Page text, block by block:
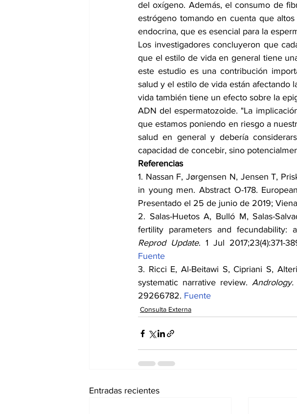
del oxígeno. Además, el consumo de
estrógeno tomando en cuenta que
endocrina, que es esencial para la
Los investigadores concluyeron que
que el estilo de vida en general tiene
este estudio es una contribución
salud y el estilo de vida están afectando
vida también tiene un efecto sobre la
ADN del espermatozoide. "La
que estamos poniendo en riesgo a
salud en general y debería
capacidad de concebir, sino
Referencias
1. Nassan F, Jørgensen N, Jensen T,
in young men. Abstract O-178.
Presentado el 25 de junio de 2019;
2. Salas-Huetos A, Bulló M, Salas-
fertility parameters and fecundability:
Reprod Update
Fuente
3. Ricci E, Al-Beitawi S, Cipriani S,
systematic narrative review. Andrology.
29266782. Fuente
Consulta Externa
Entradas recientes